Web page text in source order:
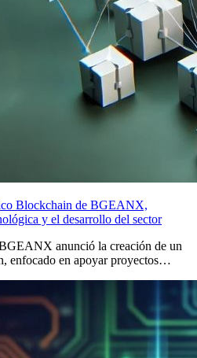
Blockchain de BGEANX,
y el desarrollo del sector
anunció la creación de un
enfocado en apoyar proyectos…